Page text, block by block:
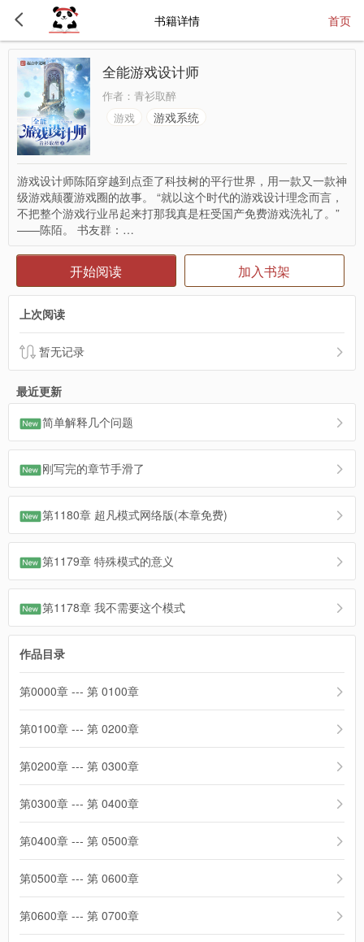
书籍详情 首页
全能游戏设计师
作者： 青衫取醉
游戏
游戏系统
游戏设计师陈陌穿越到点歪了科技树的平行世界，用一款又一款神
级游戏颠覆游戏圈的故事。 “就以这个时代的游戏设计理念而言，
不把整个游戏行业吊起来打那我真是枉受国产免费游戏洗礼了。”
——陈陌。 书友群：…
开始阅读 加入书架
上次阅读
暂无记录
最近更新
简单解释几个问题
刚写完的章节手滑了
第1180章 超凡模式网络版(本章免费)
第1179章 特殊模式的意义
第1178章 我不需要这个模式
作品目录
第0000章 --- 第 0100章
第0100章 --- 第 0200章
第0200章 --- 第 0300章
第0300章 --- 第 0400章
第0400章 --- 第 0500章
第0500章 --- 第 0600章
第0600章 --- 第 0700章